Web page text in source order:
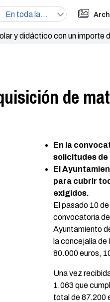
y didáctico con un importe
de
En la
solicitudes de
El
para cubrir
exigidos.
El pasado 10
convocatoria
Ayuntamiento
la concejalía
80.000 euros,
Una vez
1.063 que
total de 87.200